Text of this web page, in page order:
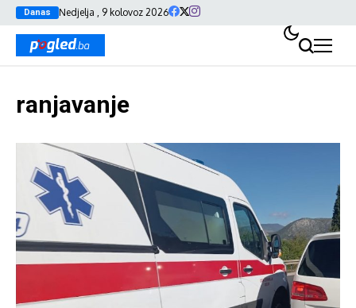
Danas Nedjelja , 9 kolovoz 2026
ranjavanje